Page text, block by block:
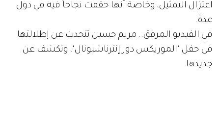
اعتزال التمثيل، وخاصة أنها حققت نجاحاً فيه في دول
عدة.
في الفيديو المرفق.. مريم حسين تتحدث عن إطلالتها
في حفل "الموريكس دور إنترناشيونال"، وتكشف عن
جديدها.